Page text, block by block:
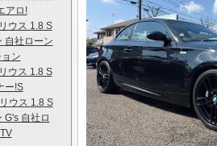
アロ!
ウス 1.8 S
自社ローン
ン
ウス 1.8 S
ー!S
ウス 1.8 S
G's 自社ロ